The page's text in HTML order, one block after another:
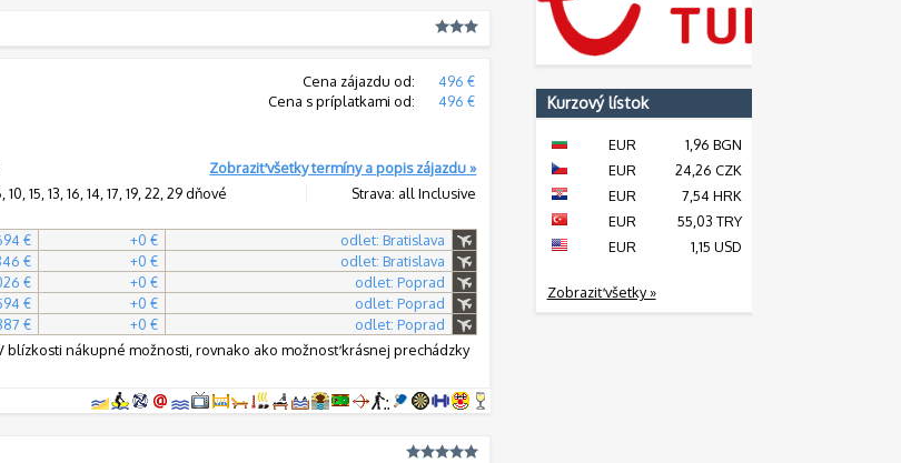
Cena zájazdu od:
496 €
Cena s príplatkami od:
496 €
Zobraziť všetky termíny a popis zájazdu »
15, 13, 16, 14, 17, 19, 22, 29 dňové
Strava: all Inclusive
€ +0 €
odlet: Bratislava
€ +0 €
odlet: Bratislava
€ +0 €
odlet: Poprad
€ +0 €
odlet: Poprad
€ +0 €
odlet: Poprad
blízkosti nákupné možnosti, rovnako ako možnosť krásnej prechádzky
Kurzový lístok
EUR
1,96 BGN
EUR
24,26 CZK
EUR
7,54 HRK
EUR
55,03 TRY
EUR
1,15 USD
Zobraziť všetky »